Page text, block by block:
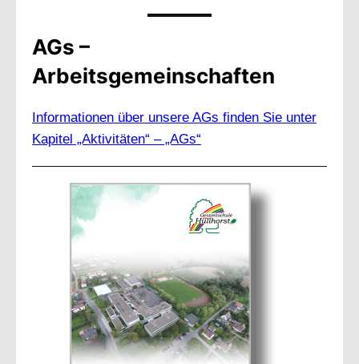
AGs –
Arbeitsgemeinschaften
Informationen über unsere AGs finden Sie unter
Kapitel „Aktivitäten“ – „AGs“